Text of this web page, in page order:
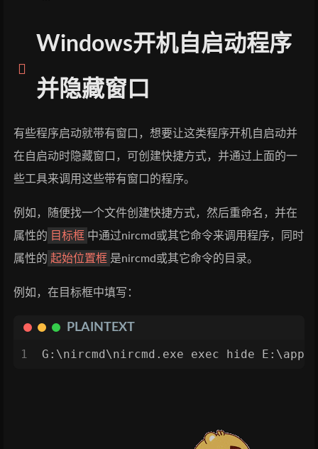
Windows开机自启动程序
并隐藏窗口
有些程序启动就带有窗口，想要让这类程序开机自启动并
在自启动时隐藏窗口，可创建快捷方式，并通过上面的一
些工具来调用这些带有窗口的程序。
例如，随便找一个文件创建快捷方式，然后重命名，并在
属性的 目标框 中通过nircmd或其它命令来调用程序，同时
属性的 起始位置框 是nircmd或其它命令的目录。
例如，在目标框中填写：
PLAINTEXT
1
G:\nircmd\nircmd.exe exec hide